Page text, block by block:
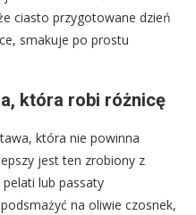
ciasto przygotowane dzień
smakuje po prostu
która robi różnicę
która nie powinna
jest ten zrobiony z
lub passaty
na oliwie czosnek,